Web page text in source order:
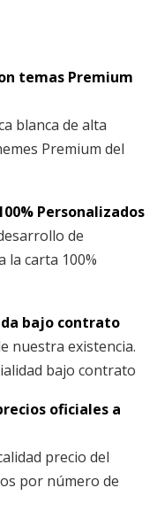
temas Premium
blanca de alta
Premium del
Personalizados
de
la carta 100%
bajo contrato
nuestra existencia.
bajo contrato
oficiales a
precio del
por número de